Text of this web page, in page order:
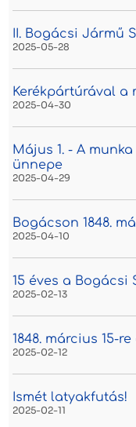
II. Bogácsi Jármű
2025-05-28
Kerékpártúrával a
2025-04-30
Május 1. - A
ünnepe
2025-04-29
Bogácson 1848.
2025-04-10
15 éves a Bogácsi
2025-02-13
1848. március 15-
2025-02-12
Ismét latyakfutás!
2025-02-11